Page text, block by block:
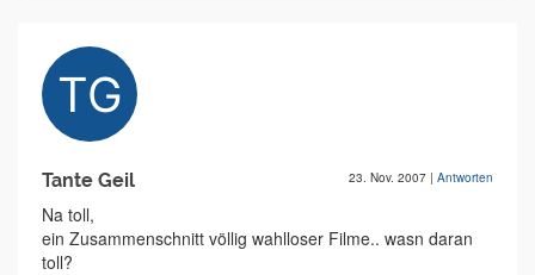
Tante Geil 23. Nov. 2007 | Antworten
Na toll,
ein Zusammenschnitt völlig wahlloser Filme.. wasn daran
toll?